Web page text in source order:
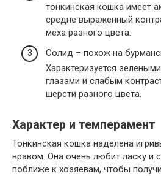
тонкинская кошка имеет
средне выраженный
меха разного цвета.
Солид – похож на
Характеризуется
глазами и слабым
шерсти разного цвета.
Характер и темперамент
Тонкинская кошка наделена
нравом. Она очень любит ласку и
поближе к хозяевам, чтобы